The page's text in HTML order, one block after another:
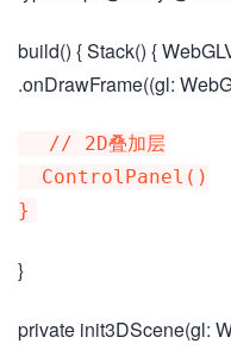
build() { Stack() {
.onDrawFrame((gl:
}
private init3DScene(gl: